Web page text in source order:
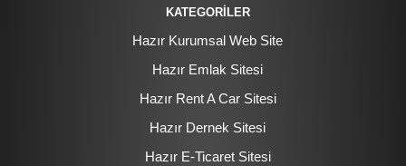
KATEGORİLER
Hazır Kurumsal Web Site
Hazır Emlak Sitesi
Hazır Rent A Car Sitesi
Hazır Dernek Sitesi
Hazır E-Ticaret Sitesi